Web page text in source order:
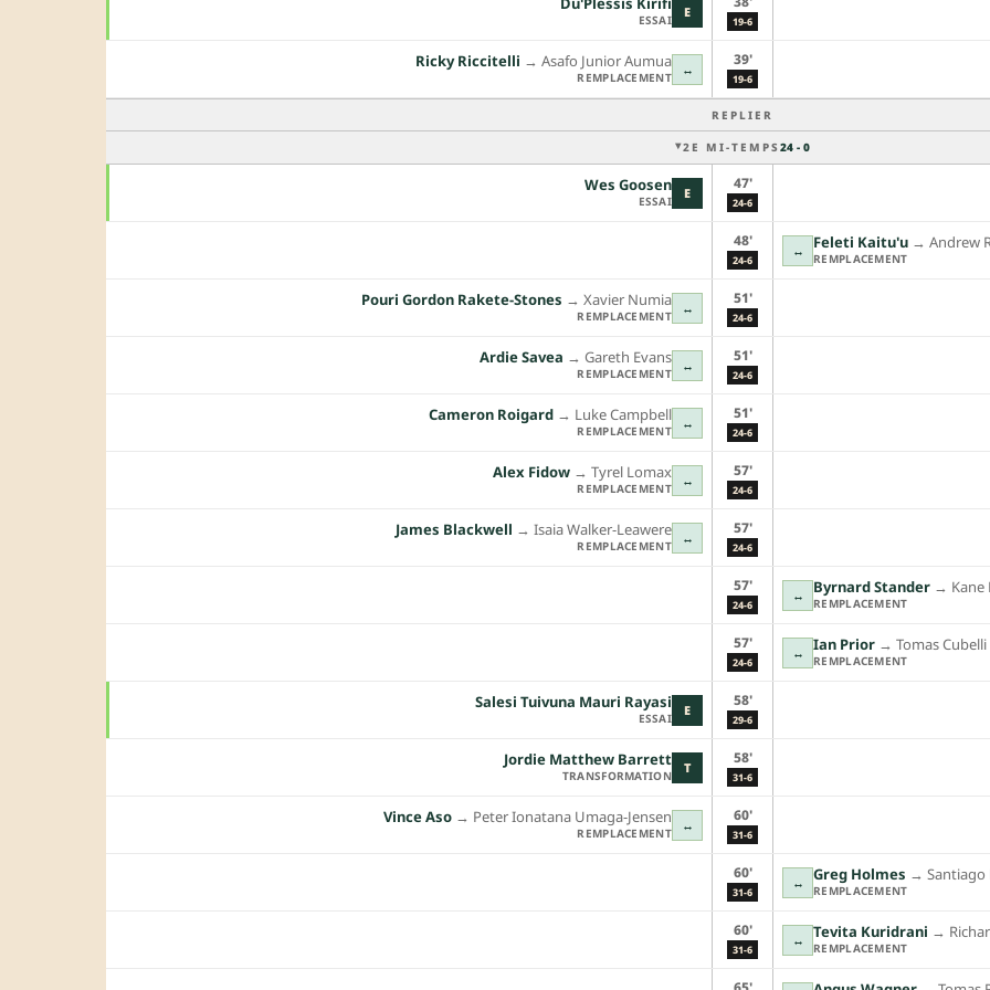
E
ESSAI 19-6
↔
Ricky Riccitelli →︎ Asafo Junior Aumua
REMPLACEMENT
39'
19-6
REPLIER
2E MI-TEMPS 24 - 0
E
Wes Goosen
ESSAI
47'
24-6
48'
24-6
↔ Feleti Kaitu'u →︎ Andrew
REMPLACEMENT
↔
Pouri Gordon Rakete-Stones →︎ Xavier Numia
REMPLACEMENT
51'
24-6
↔
Ardie Savea →︎ Gareth Evans
REMPLACEMENT
51'
24-6
↔
Cameron Roigard →︎ Luke Campbell
REMPLACEMENT
51'
24-6
↔
Alex Fidow →︎ Tyrel Lomax
REMPLACEMENT
57'
24-6
↔
James Blackwell →︎ Isaia Walker-Leawere
REMPLACEMENT
57'
24-6
57'
24-6
↔ Byrnard Stander →︎ Kane
REMPLACEMENT
57'
24-6
↔ Ian Prior →︎ Tomas Cubelli
REMPLACEMENT
E
Salesi Tuivuna Mauri Rayasi
ESSAI
58'
29-6
T
Jordie Matthew Barrett
TRANSFORMATION
58'
31-6
↔
Vince Aso →︎ Peter Ionatana Umaga-Jensen
REMPLACEMENT
60'
31-6
60'
31-6
↔ Greg Holmes →︎
REMPLACEMENT
60'
31-6
↔ Tevita Kuridrani →︎
REMPLACEMENT